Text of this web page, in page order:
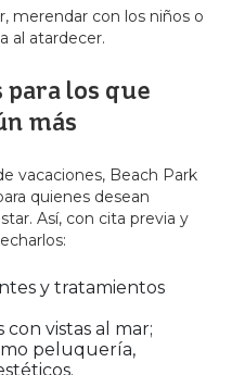
merendar con los niños o
al atardecer.
los que
más
vacaciones, Beach Park
quienes desean
Así, con cita previa y
y tratamientos
con vistas al mar;
peluquería,